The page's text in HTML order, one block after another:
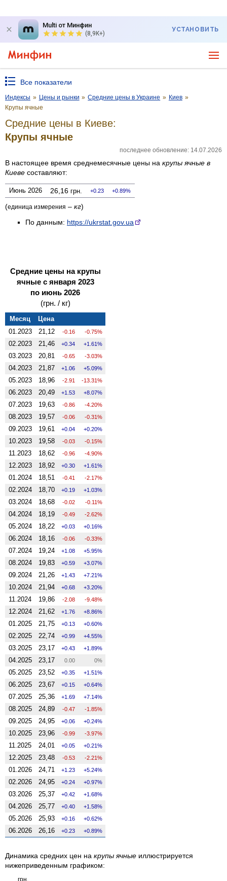
Multi от Минфин
(8,9K+)
УСТАНОВИТЬ
Все показатели
Индексы » Цены и рынки » Средние цены в Украине » Киев »
Крупы ячные
Средние цены в Киеве:
Крупы ячные
последнее обновление: 14.07.2026
В настоящее время среднемесячные цены на крупы ячные в
Киеве составляют:
Июнь 2026 26,16 грн. 0.23 0.89%
(единица измерения – кг)
По данным: https://ukrstat.gov.ua
Средние цены на крупы
ячные с января 2023
по июнь 2026
(грн. / кг)
Месяц
Цена
01.2023
21,12 -0.16 -0.75%
02.2023 21,46 0.34 1.61%
03.2023 20,81 -0.65 -3.03%
04.2023 21,87 1.06 5.09%
05.2023 18,96 -2.91 -13.31%
06.2023 20,49 1.53 8.07%
07.2023 19,63 -0.86 -4.20%
08.2023 19,57 -0.06 -0.31%
09.2023 19,61 0.04 0.20%
10.2023 19,58 -0.03 -0.15%
11.2023 18,62 -0.96 -4.90%
12.2023 18,92 0.30 1.61%
01.2024 18,51 -0.41 -2.17%
02.2024 18,70 0.19 1.03%
03.2024 18,68 -0.02 -0.11%
04.2024 18,19 -0.49 -2.62%
05.2024 18,22 0.03 0.16%
06.2024 18,16 -0.06 -0.33%
07.2024 19,24 1.08 5.95%
08.2024 19,83 0.59 3.07%
09.2024 21,26 1.43 7.21%
10.2024 21,94 0.68 3.20%
11.2024 19,86 -2.08 -9.48%
12.2024 21,62 1.76 8.86%
01.2025 21,75 0.13 0.60%
02.2025 22,74 0.99 4.55%
03.2025 23,17 0.43 1.89%
04.2025 23,17 0.00 0%
05.2025 23,52 0.35 1.51%
06.2025 23,67 0.15 0.64%
07.2025 25,36 1.69 7.14%
08.2025 24,89 -0.47 -1.85%
09.2025 24,95 0.06 0.24%
10.2025 23,96 -0.99 -3.97%
11.2025 24,01 0.05 0.21%
12.2025 23,48 -0.53 -2.21%
01.2026 24,71 1.23 5.24%
02.2026 24,95 0.24 0.97%
03.2026 25,37 0.42 1.68%
04.2026 25,77 0.40 1.58%
05.2026 25,93 0.16 0.62%
06.2026 26,16 0.23 0.89%
Динамика средних цен на крупы ячные иллюстрируется
нижеприведенным графиком:
грн.